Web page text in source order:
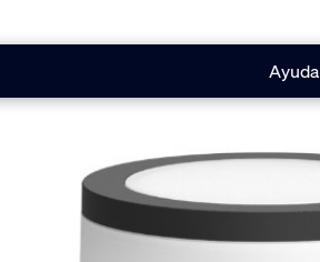
Ayuda